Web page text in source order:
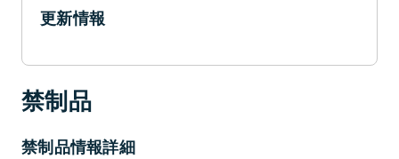
更新情報
禁制品
禁制品情報詳細